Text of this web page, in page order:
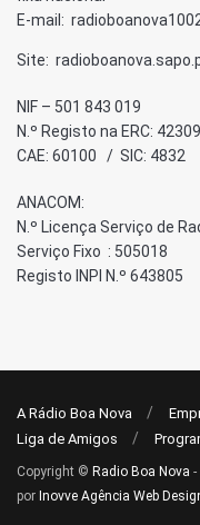
E-mail:
Site:
NIF – 501 843 019
N.º Registo na ERC:
CAE: 60100 / SIC: 4832
ANACOM:
N.º Licença Serviço de
Serviço Fixo : 505018
Registo INPI N.º 643805
A Rádio Boa Nova
Liga de Amigos
Copyright © Radio Boa Nova -
por Inovve Agência Web